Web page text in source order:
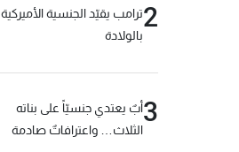
2ترامب يقيّد الجنسية الأميركية
بالولادة
3أبٌ يعتدي جنسيّاً على بناته
الثلاث… واعترافاتٌ صادمة